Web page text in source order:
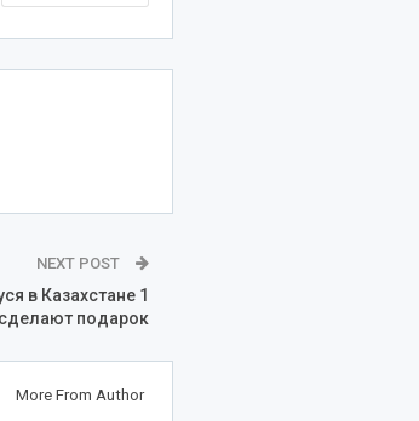
NEXT POST
в Казахстане 1
подарок
More From Author